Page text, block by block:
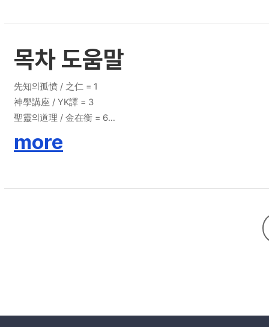
목차 도움말
先知의孤憤 / 之仁 = 1
神學講座 / YK譯 = 3
聖靈의道理 / 金在衡 = 6
生命論(生命에進展) / 新生兒 = 14
more